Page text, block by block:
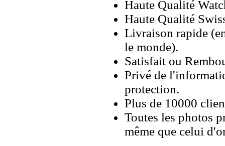
Haute Qualité
Haute Qualité
Livraison rapide
le monde).
Satisfait ou
Privé de
protection.
Plus de 10000
Toutes les photos
même que celui